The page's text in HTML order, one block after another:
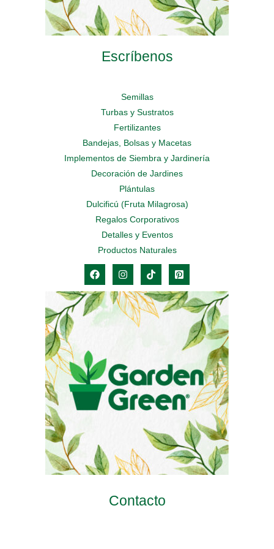
Escríbenos
Semillas
Turbas y Sustratos
Fertilizantes
Bandejas, Bolsas y Macetas
Implementos de Siembra y Jardinería
Decoración de Jardines
Plántulas
Dulcificú (Fruta Milagrosa)
Regalos Corporativos
Detalles y Eventos
Productos Naturales
Contacto